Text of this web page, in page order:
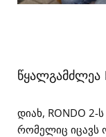
წყალგამძლეა
დიახ, RONDO 2-
რომელიც იცავს